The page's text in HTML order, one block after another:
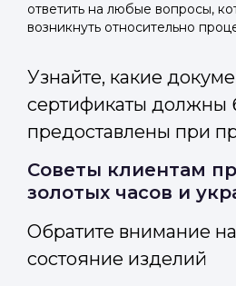
ответить на любые вопросы,
возникнуть относительно
Узнайте, какие
сертификаты должны
предоставлены при
Советы клиентам
золотых часов и
Обратите внимание
состояние изделий